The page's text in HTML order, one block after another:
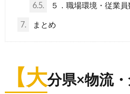
6.5. ５．職場環境・従業員
7. まとめ
【大分県×物流・